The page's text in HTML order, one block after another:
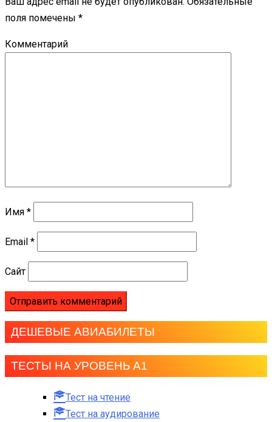
поля помечены *
Комментарий
Имя *
Email *
Сайт
ДЕШЕВЫЕ АВИАБИЛЕТЫ
ТЕСТЫ НА УРОВЕНЬ А1
Тест на чтение
Тест на аудирование